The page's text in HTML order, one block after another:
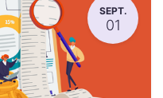
SEPT.
01